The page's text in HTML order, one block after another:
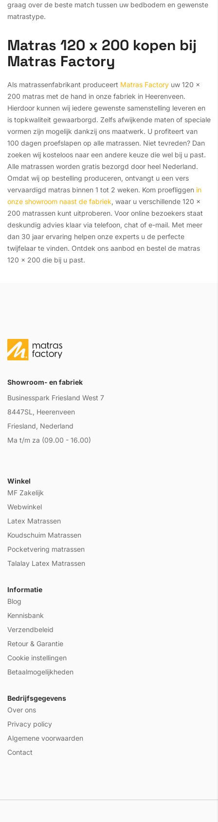
graag over de beste match tussen uw bedbodem en gewenste
matrastype.
Matras 120 x 200 kopen bij
Matras Factory
Als matrassenfabrikant produceert Matras Factory uw 120 x
200 matras met de hand in onze fabriek in Heerenveen.
Hierdoor kunnen wij iedere gewenste samenstelling leveren en
is topkwaliteit gewaarborgd. Zelfs afwijkende maten of speciale
vormen zijn mogelijk dankzij ons maatwerk. U profiteert van
100 dagen proefslapen op alle matrassen. Niet tevreden? Dan
zoeken wij kosteloos naar een andere keuze die wel bij u past.
Alle matrassen worden gratis bezorgd door heel Nederland.
Omdat wij op bestelling produceren, ontvangt u een vers
vervaardigd matras binnen 1 tot 2 weken. Kom proefliggen in
onze showroom naast de fabriek, waar u verschillende 120 x
200 matrassen kunt uitproberen. Voor online bezoekers staat
deskundig advies klaar via telefoon, chat of e-mail. Met meer
dan 30 jaar ervaring helpen onze experts u de perfecte
twijfelaar te vinden. Ontdek ons aanbod en bestel de matras
120 x 200 die bij u past.
Showroom- en fabriek
Businesspark Friesland West 7
8447SL, Heerenveen
Friesland, Nederland
Ma t/m za (09.00 - 16.00)
Winkel
MF Zakelijk
Webwinkel
Latex Matrassen
Koudschuim Matrassen
Pocketvering matrassen
Talalay Latex Matrassen
Informatie
Blog
Kennisbank
Verzendbeleid
Retour & Garantie
Cookie instellingen
Betaalmogelijkheden
Bedrijfsgegevens
Over ons
Privacy policy
Algemene voorwaarden
Contact